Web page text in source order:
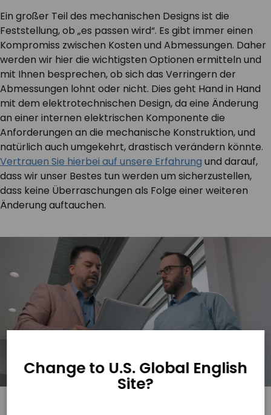
Ein großer Teil des mechanischen Designs ist die
Feststellung, ob „es passen wird“. Es gibt immer einen
Kompromiss zwischen Kosten und Abmessungen. Daher
werden wir hier die wichtigsten Optionen ermitteln und
mit Ihnen besprechen, ob sich das Verringern der
Abmessungen lohnt oder nicht. Dies geht Hand in Hand
mit dem elektrotechnischen Design, da eine Änderung
an einer internen elektrischen Komponente die
Anforderungen an die mechanische Konstruktion, und
natürlich auch umgekehrt, drastisch verändern könnte.
Vertrauen Sie hierbei auf unsere Erfahrung und darauf,
dass wir unser Bestes tun werden um sicherzustellen,
dass keine Überraschungen als Folge einer weiteren
Änderung auftauchen.
Change to U.S. Global English
Site?